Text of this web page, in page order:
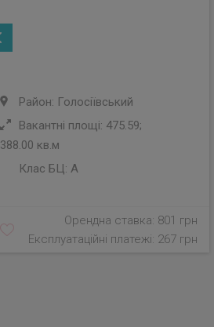
Район: Голосіївський
Вакантні площі: 475.59;
388.00 кв.м
Клас БЦ: A
Орендна ставка: 801 грн
Експлуатаційні платежі: 267 грн